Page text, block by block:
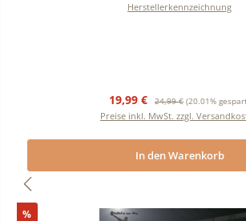
Herstellerkennzeichnung
Verkaufspreis:
19,99 € Regulärer Preis:
24,99 € (20.01%
Preise inkl. MwSt. zzgl.
In den Warenkorb
%Rabatt